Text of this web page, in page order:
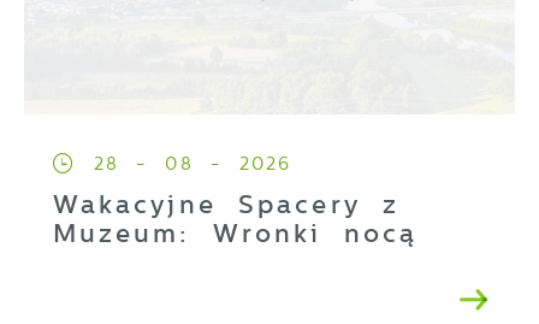
28 - 08 - 2026
Wakacyjne Spacery z
Muzeum: Wronki nocą